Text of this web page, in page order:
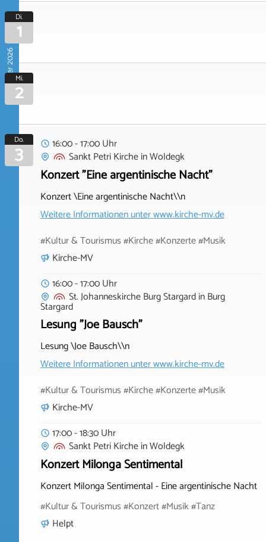
September 2026
Di.
1
Mi.
2
Do.
3
16:00 - 17:00 Uhr
Sankt Petri KircheinWoldegk
Konzert "Eine argentinische Nacht"
Konzert \Eine argentinische Nacht\\n
Weitere Informationen unterwww.kirche-mv.de
#Kultur & Tourismus #Kirche #Konzerte #Musik
Kirche-MV
16:00 - 17:00 Uhr
St. Johanneskirche Burg StargardinBurg
Stargard
Lesung "Joe Bausch"
Lesung \Joe Bausch\\n
Weitere Informationen unterwww.kirche-mv.de
#Kultur & Tourismus #Kirche #Konzerte #Musik
Kirche-MV
17:00 - 18:30 Uhr
Sankt Petri KircheinWoldegk
Konzert Milonga Sentimental
Konzert Milonga Sentimental - Eine argentinische Nacht
#Kultur & Tourismus #Konzert #Musik #Tanz
Helpt